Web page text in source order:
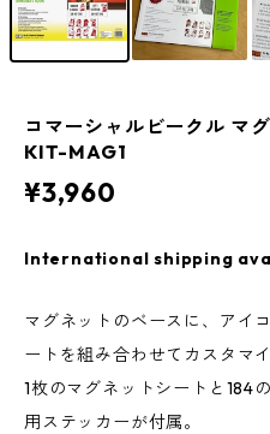
コマーシャルビークル
KIT-MAG1
¥3,960
International shipping
マグネットのベースに、アイ
ートを組み合わせてカスタマ
1枚のマグネットシートと184
用ステッカーが付属。